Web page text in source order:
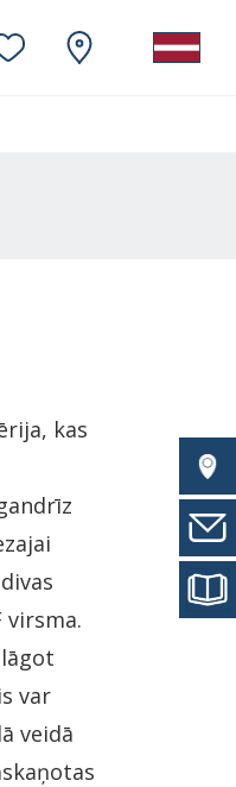
kas
virsma.
var
veidā